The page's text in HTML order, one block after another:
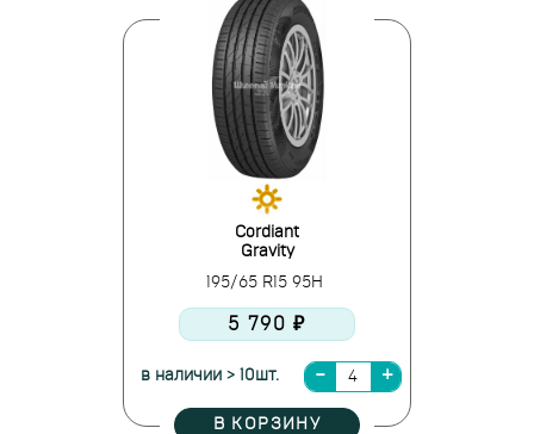
Cordiant
Gravity
195/65 R15 95H
5 790 ₽
в наличии > 10шт.
В КОРЗИНУ